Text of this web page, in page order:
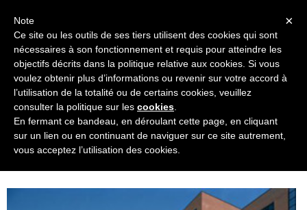
IULM
×
Note
Ce site ou les outils de ses tiers utilisent des cookies qui sont
nécessaires à son fonctionnement et requis pour atteindre les
objectifs décrits dans la politique relative aux cookies. Si vous
voulez obtenir plus d’informations ou revenir sur votre accord à
l’utilisation de la totalité ou de certains cookies, veuillez
consulter la politique sur les cookies
En fermant ce bandeau, en déroulant cette page, en cliquant
sur un lien ou en continuant de naviguer sur ce site autrement,
vous acceptez l’utilisation des cookies.